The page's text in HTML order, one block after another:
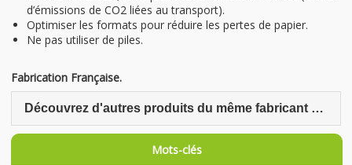
d’émissions de CO2 liées au transport).
Optimiser les formats pour réduire les pertes de papier.
Ne pas utiliser de piles.
Fabrication Française.
Découvrez d'autres produits du même fabricant Bioviva
Mots-clés